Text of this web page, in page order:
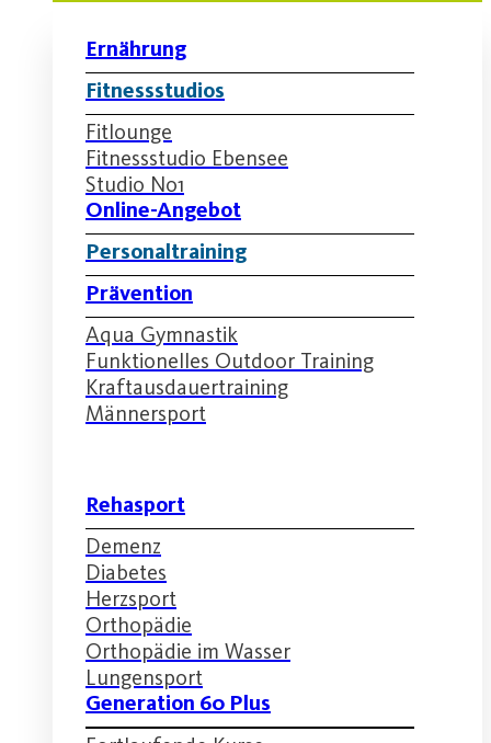
Ernährung
Fitnessstudios
Fitlounge
Fitnessstudio Ebensee
Studio No1
Online-Angebot
Personaltraining
Prävention
Aqua Gymnastik
Funktionelles Outdoor Training
Kraftausdauertraining
Männersport
Rehasport
Demenz
Diabetes
Herzsport
Orthopädie
Orthopädie im Wasser
Lungensport
Generation 60 Plus